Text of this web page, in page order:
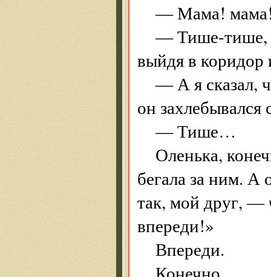
— Мама! мама!
— Тише-тише,
выйдя в коридор
— А я сказал,
он захлебывался
— Тише…
Оленька,
бегала за ним. А
так, мой друг, —
впереди!»
Впереди.